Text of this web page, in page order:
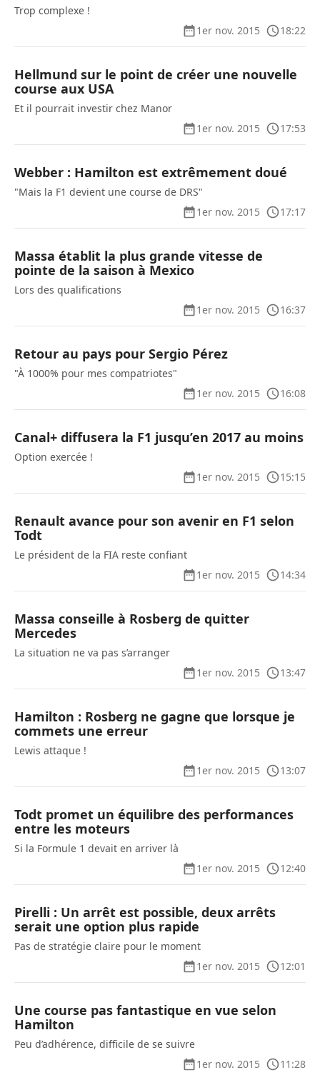
Trop complexe !
1er nov. 2015
18:22
Hellmund sur le point de créer une nouvelle
course aux USA
Et il pourrait investir chez Manor
1er nov. 2015
17:53
Webber : Hamilton est extrêmement doué
"Mais la F1 devient une course de DRS"
1er nov. 2015
17:17
Massa établit la plus grande vitesse de
pointe de la saison à Mexico
Lors des qualifications
1er nov. 2015
16:37
Retour au pays pour Sergio Pérez
"À 1000% pour mes compatriotes"
1er nov. 2015
16:08
Canal+ diffusera la F1 jusqu’en 2017 au moins
Option exercée !
1er nov. 2015
15:15
Renault avance pour son avenir en F1 selon
Todt
Le président de la FIA reste confiant
1er nov. 2015
14:34
Massa conseille à Rosberg de quitter
Mercedes
La situation ne va pas s’arranger
1er nov. 2015
13:47
Hamilton : Rosberg ne gagne que lorsque je
commets une erreur
Lewis attaque !
1er nov. 2015
13:07
Todt promet un équilibre des performances
entre les moteurs
Si la Formule 1 devait en arriver là
1er nov. 2015
12:40
Pirelli : Un arrêt est possible, deux arrêts
serait une option plus rapide
Pas de stratégie claire pour le moment
1er nov. 2015
12:01
Une course pas fantastique en vue selon
Hamilton
Peu d’adhérence, difficile de se suivre
1er nov. 2015
11:28